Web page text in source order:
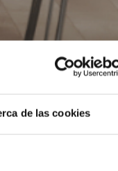
de las cookies